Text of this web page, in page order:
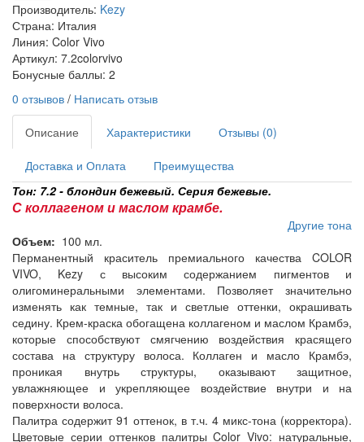
Производитель: Kezy
Страна: Италия
Линия: Color Vivo
Артикул: 7.2colorvivo
Бонусные баллы: 2
0 отзывов / Написать отзыв
Описание Характеристики Отзывы (0)
Доставка и Оплата
Преимущества
Тон: 7.2 - блондин бежевый. Серия бежевые.
С коллагеном и маслом крамбе.
Другие тона
Объем: 100 мл.
Перманентный краситель премиального качества COLOR
VIVO, Kezy с высоким содержанием пигментов и
олигоминеральными элементами. Позволяет значительно
изменять как темные, так и светлые оттенки, окрашивать
седину. Крем-краска обогащена коллагеном и маслом Крамбэ,
которые способствуют смягчению воздействия красящего
состава на структуру волоса. Коллаген и масло Крамбэ,
проникая внутрь структуры, оказывают защитное,
увлажняющее и укрепляющее воздействие внутри и на
поверхности волоса.
Палитра содержит 91 оттенок, в т.ч. 4 микс-тона (корректора).
Цветовые серии оттенков палитры Color Vivo: натуральные,